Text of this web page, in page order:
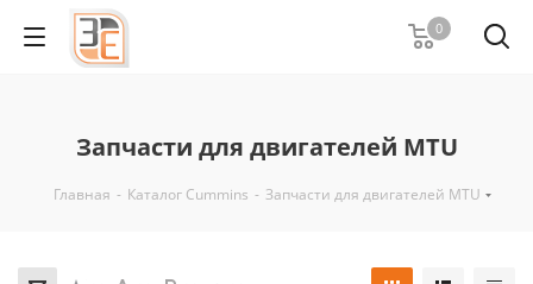
0
Запчасти для двигателей MTU
Главная - Каталог Cummins - Запчасти для двигателей MTU